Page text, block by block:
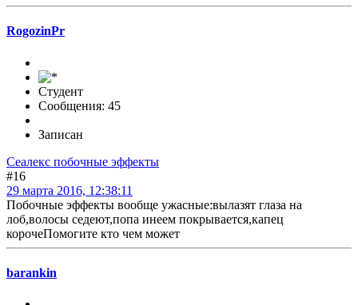
RogozinPr
Студент
Сообщения: 45
Записан
Сеалекс побочные эффекты
#16
29 марта 2016, 12:38:11
Побочные эффекты вообще ужасные:вылазят глаза на
лоб,волосы седеют,попа инеем покрывается,капец
корочеПомогите кто чем может
barankin